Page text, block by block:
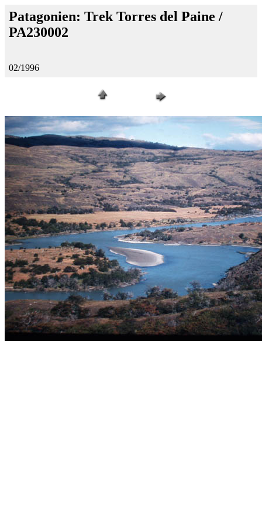
Patagonien: Trek Torres del Paine /
PA230002
02/1996